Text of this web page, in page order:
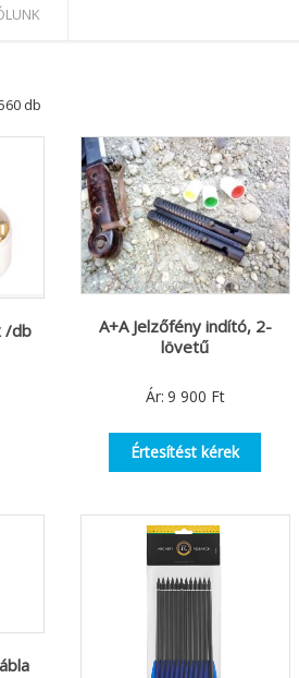
db
/db
A+A Jelzőfény indító, 2-
lövetű
Ár: 9 900 Ft
Értesítést kérek